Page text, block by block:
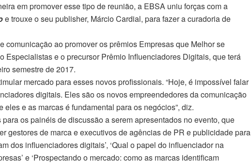
em promover esse tipo de reunião, a EBSA uniu forças com a
e trouxe o seu publisher, Márcio Cardial, para fazer a curadoria de
comunicação ao promover os prêmios Empresas que Melhor se
Especialistas e o precursor Prêmio Influenciadores Digitais, que terá
semestre de 2017.
mercado para esses novos profissionais. “Hoje, é impossível falar
digitais. Eles são os novos empreendedores da comunicação
e as marcas é fundamental para os negócios”, diz.
os painéis de discussão a serem apresentados no evento, que
gestores de marca e executivos de agências de PR e publicidade para
dos influenciadores digitais’, ‘Qual o papel do influenciador na
e ‘Prospectando o mercado: como as marcas identificam